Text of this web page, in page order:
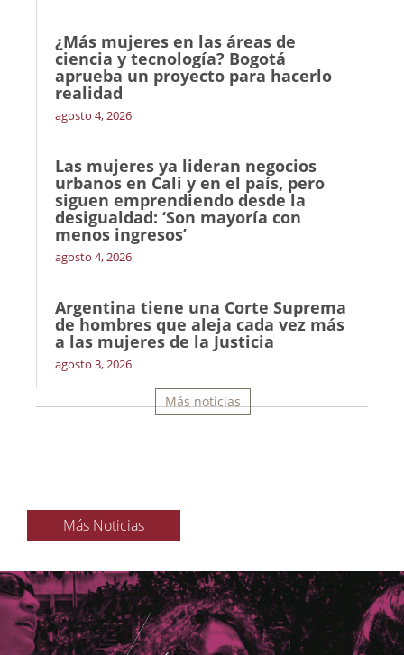
¿Más mujeres en las áreas de
ciencia y tecnología? Bogotá
aprueba un proyecto para hacerlo
realidad
agosto 4, 2026
Las mujeres ya lideran negocios
urbanos en Cali y en el país, pero
siguen emprendiendo desde la
desigualdad: ‘Son mayoría con
menos ingresos’
agosto 4, 2026
Argentina tiene una Corte Suprema
de hombres que aleja cada vez más
a las mujeres de la Justicia
agosto 3, 2026
Más noticias
Más Noticias